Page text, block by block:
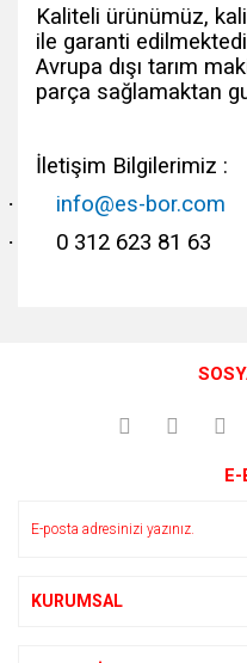
Kaliteli ürünümüz,
ile garanti
Avrupa dışı tarım
parça sağlamaktan
İletişim Bilgilerimiz :
· info@es-bor.com
· 0 312 623 81 63
Görüş ve önerileriniz için
Ürün açıklamasında
E-
KURUMSAL